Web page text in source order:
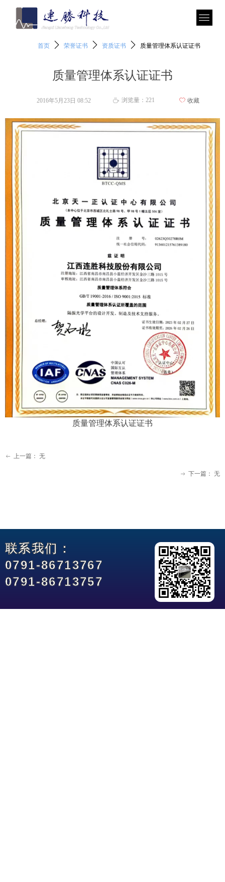
质量管理体系认证证书
首页 ꄲ 荣誉证书 ꄲ 资质证书 ꄲ 质量管理体系认证证书
质量管理体系认证证书
2016年5月23日 08:52 ꄘ 浏览量： 221 ꄀ 收藏
ꂃ 上一篇： 无
ꁹ 下一篇： 无
联系我们：
0791-86713767
0791-86713757